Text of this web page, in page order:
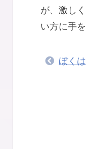
が、激し
い方に手
ぼく